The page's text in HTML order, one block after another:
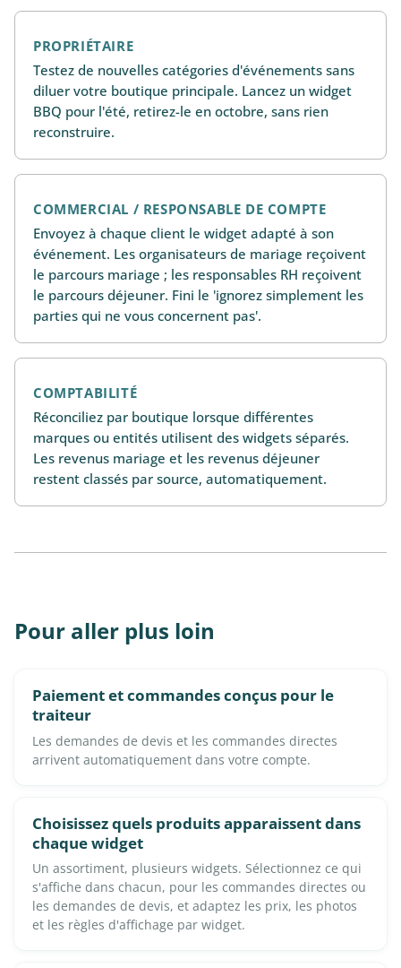
PROPRIÉTAIRE
Testez de nouvelles catégories d'événements sans
diluer votre boutique principale. Lancez un widget
BBQ pour l'été, retirez-le en octobre, sans rien
reconstruire.
COMMERCIAL / RESPONSABLE DE COMPTE
Envoyez à chaque client le widget adapté à son
événement. Les organisateurs de mariage reçoivent
le parcours mariage ; les responsables RH reçoivent
le parcours déjeuner. Fini le 'ignorez simplement les
parties qui ne vous concernent pas'.
COMPTABILITÉ
Réconciliez par boutique lorsque différentes
marques ou entités utilisent des widgets séparés.
Les revenus mariage et les revenus déjeuner
restent classés par source, automatiquement.
Pour aller plus loin
Paiement et commandes conçus pour le
traiteur
Les demandes de devis et les commandes directes
arrivent automatiquement dans votre compte.
Choisissez quels produits apparaissent dans
chaque widget
Un assortiment, plusieurs widgets. Sélectionnez ce qui
s'affiche dans chacun, pour les commandes directes ou
les demandes de devis, et adaptez les prix, les photos
et les règles d'affichage par widget.